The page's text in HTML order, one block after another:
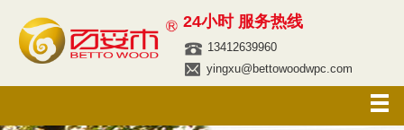
24小时 服务热线
13412639960
yingxu@bettowoodwpc.com